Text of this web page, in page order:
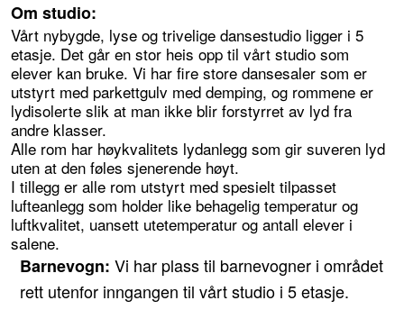
Om studio:
Vårt nybygde, lyse og trivelige dansestudio ligger i 5
etasje. Det går en stor heis opp til vårt studio som
elever kan bruke. Vi har fire store dansesaler som er
utstyrt med parkettgulv med demping, og rommene er
lydisolerte slik at man ikke blir forstyrret av lyd fra
andre klasser.
Alle rom har høykvalitets lydanlegg som gir suveren lyd
uten at den føles sjenerende høyt.
I tillegg er alle rom utstyrt med spesielt tilpasset
lufteanlegg som holder like behagelig temperatur og
luftkvalitet, uansett utetemperatur og antall elever i
salene.
Barnevogn: Vi har plass til barnevogner i området
rett utenfor inngangen til vårt studio i 5 etasje.